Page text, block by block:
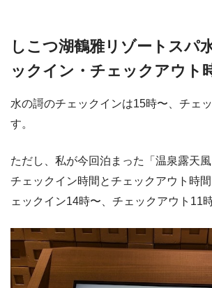
しこつ湖鶴雅リゾートスパ
ックイン・チェックアウト
水の謌のチェックインは15時〜、チェ
す。
ただし、私が今回泊まった「温泉露天
チェックイン時間とチェックアウト時
ェックイン14時〜、チェックアウト11